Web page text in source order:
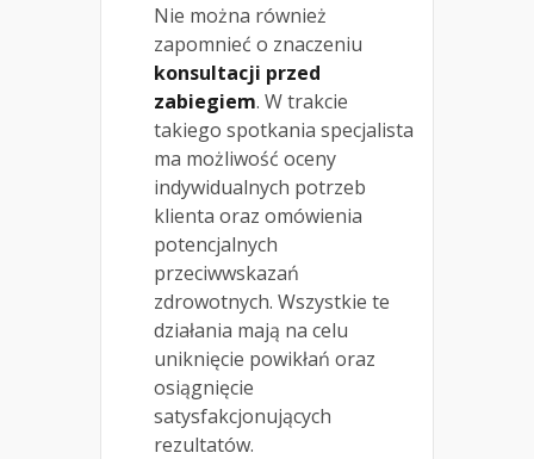
Nie można również
zapomnieć o znaczeniu
konsultacji przed
zabiegiem. W trakcie
takiego spotkania specjalista
ma możliwość oceny
indywidualnych potrzeb
klienta oraz omówienia
potencjalnych
przeciwwskazań
zdrowotnych. Wszystkie te
działania mają na celu
uniknięcie powikłań oraz
osiągnięcie
satysfakcjonujących
rezultatów.